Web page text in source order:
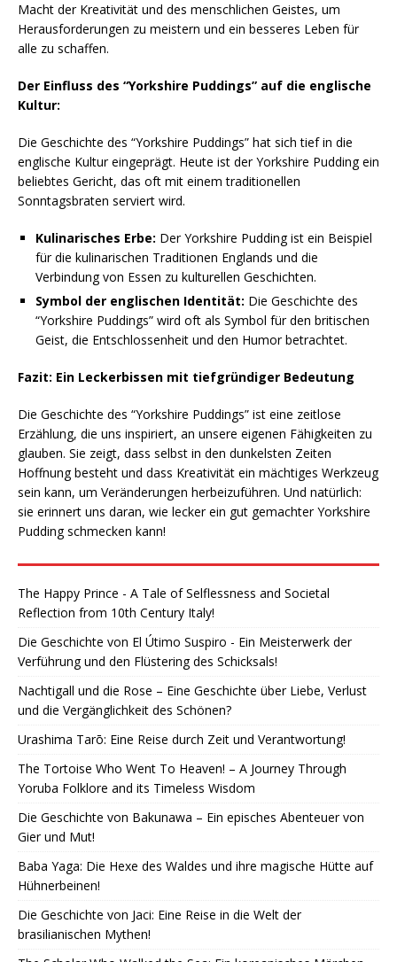
Macht der Kreativität und des menschlichen Geistes, um
Herausforderungen zu meistern und ein besseres Leben für
alle zu schaffen.
Der Einfluss des “Yorkshire Puddings” auf die englische
Kultur:
Die Geschichte des “Yorkshire Puddings” hat sich tief in die
englische Kultur eingeprägt. Heute ist der Yorkshire Pudding ein
beliebtes Gericht, das oft mit einem traditionellen
Sonntagsbraten serviert wird.
Kulinarisches Erbe: Der Yorkshire Pudding ist ein Beispiel
für die kulinarischen Traditionen Englands und die
Verbindung von Essen zu kulturellen Geschichten.
Symbol der englischen Identität: Die Geschichte des
“Yorkshire Puddings” wird oft als Symbol für den britischen
Geist, die Entschlossenheit und den Humor betrachtet.
Fazit: Ein Leckerbissen mit tiefgründiger Bedeutung
Die Geschichte des “Yorkshire Puddings” ist eine zeitlose
Erzählung, die uns inspiriert, an unsere eigenen Fähigkeiten zu
glauben. Sie zeigt, dass selbst in den dunkelsten Zeiten
Hoffnung besteht und dass Kreativität ein mächtiges Werkzeug
sein kann, um Veränderungen herbeizuführen. Und natürlich:
sie erinnert uns daran, wie lecker ein gut gemachter Yorkshire
Pudding schmecken kann!
The Happy Prince - A Tale of Selflessness and Societal
Reflection from 10th Century Italy!
Die Geschichte von El Útimo Suspiro - Ein Meisterwerk der
Verführung und den Flüstering des Schicksals!
Nachtigall und die Rose – Eine Geschichte über Liebe, Verlust
und die Vergänglichkeit des Schönen?
Urashima Tarō: Eine Reise durch Zeit und Verantwortung!
The Tortoise Who Went To Heaven! – A Journey Through
Yoruba Folklore and its Timeless Wisdom
Die Geschichte von Bakunawa – Ein episches Abenteuer von
Gier und Mut!
Baba Yaga: Die Hexe des Waldes und ihre magische Hütte auf
Hühnerbeinen!
Die Geschichte von Jaci: Eine Reise in die Welt der
brasilianischen Mythen!